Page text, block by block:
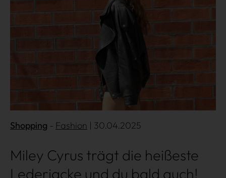
Shopping Fashion | 30.04.2025
Miley Cyrus trägt die heißeste
Lederjacke und du bald auch!